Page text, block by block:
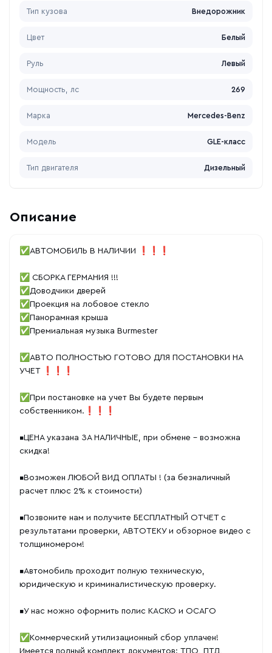
Тип кузова Внедорожник
Цвет Белый
Руль Левый
Мощность, лс 269
Марка Mercedes-Benz
Модель GLE-класс
Тип двигателя Дизельный
Описание
✅АВТОМОБИЛЬ В НАЛИЧИИ ❗❗❗
✅ СБОРКА ГЕРМАНИЯ !!!
✅Доводчики дверей
✅Проекция на лобовое стекло
✅Панорамная крыша
✅Премиальная музыка Burmester
✅АВТО ПОЛНОСТЬЮ ГОТОВО ДЛЯ ПОСТАНОВКИ НА
УЧЕТ ❗❗❗
✅При постановке на учет Вы будете первым
собственником.❗❗❗
▪️ЦЕНА указана ЗА НАЛИЧНЫЕ, при обмене - возможна
скидка!
▪️Возможен ЛЮБОЙ ВИД ОПЛАТЫ ! (за безналичный
расчет плюс 2% к стоимости)
▪️Позвоните нам и получите БЕСПЛАТНЫЙ ОТЧЕТ с
результатами проверки, АВТОТЕКУ и обзорное видео с
толщиномером!
▪️Автомобиль проходит полную техническую,
юридическую и криминалистическую проверку.
▪️У нас можно оформить полис КАСКО и ОСАГО
✅Коммерческий утилизационный сбор уплачен!
Имеется полный комплект документов: ТПО, ПТД,